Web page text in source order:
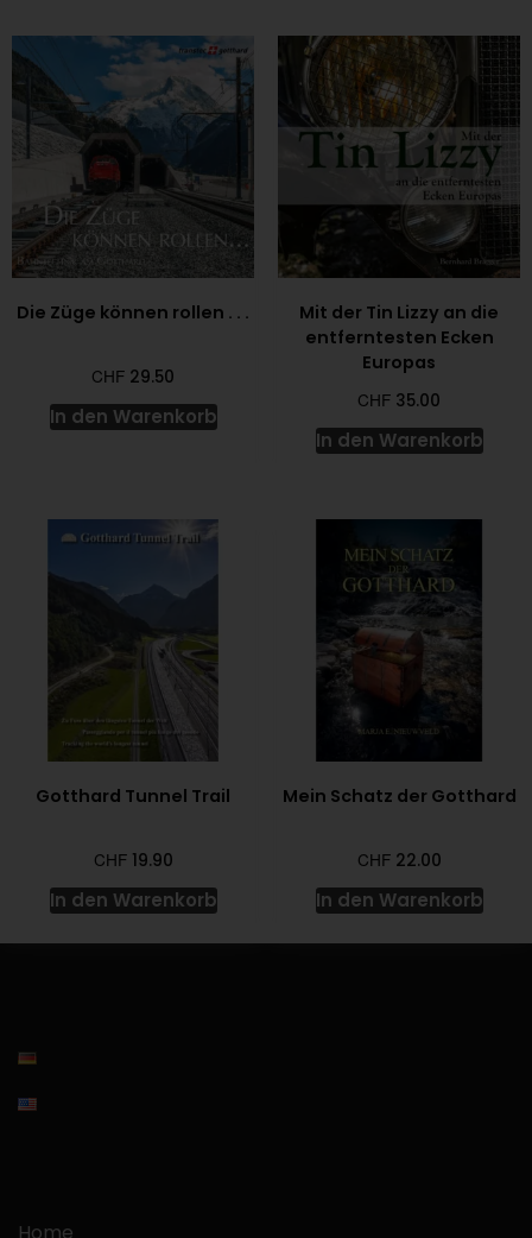
Die Züge können rollen . . .
CHF 29.50
In den Warenkorb
Mit der Tin Lizzy an die
entferntesten Ecken
Europas
CHF 35.00
In den Warenkorb
Gotthard Tunnel Trail
CHF19.90
In den Warenkorb
Mein Schatz der Gotthard
CHF22.00
In den Warenkorb
Home